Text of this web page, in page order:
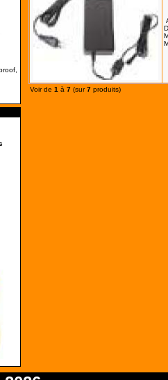
Voir de 1 à 7 (sur7 produits)